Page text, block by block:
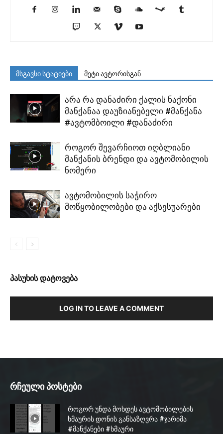
მსგავსი სტატიები მეტი ავტორისგან
არა რა დანაძირი ქალის ნაქონი
მანქანაა დაუზიანებელი #მანქანა
#ავტომბოილი #დანაძირი
როგორ შევარჩიოთ იღბლიანი
მანქანის ბრენდი და ავტომობილის
ნომერი
ავტომობილის საჭირო
მოწყობილობები და აქსესუარები
პასუხის დატოვება
LOG IN TO LEAVE A COMMENT
რჩეული პოსტები
როგორ უნდა მოხდეს ავტომობილების
ხმაურის დონის განსაზღვრა #ჯარიმა
#მანქანები #ხმაური